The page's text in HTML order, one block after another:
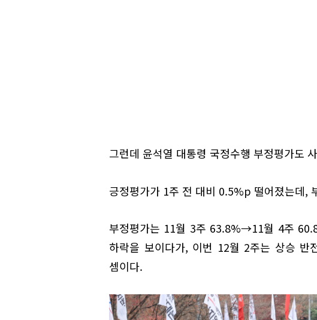
그런데 윤석열 대통령 국정수행 부정평가도
긍정평가가 1주 전 대비 0.5%p 떨어졌는데,
부정평가는 11월 3주 63.8%→11월 4주
하락을 보이다가, 이번 12월 2주는 상승 반
셈이다.